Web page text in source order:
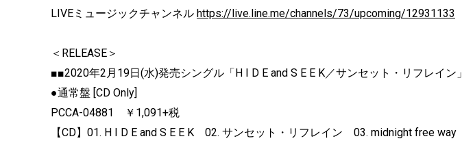
LIVEミュージックチャンネル https://live.line.me/channels/73/upcoming/12931133
＜RELEASE＞
■■2020年2月19日(水)発売シングル「H I D E and S E E K／サンセット・リフレイン」
●通常盤 [CD Only]
PCCA-04881 ￥1,091+税
【CD】01. H I D E and S E E K 02. サンセット・リフレイン 03. midnight free way